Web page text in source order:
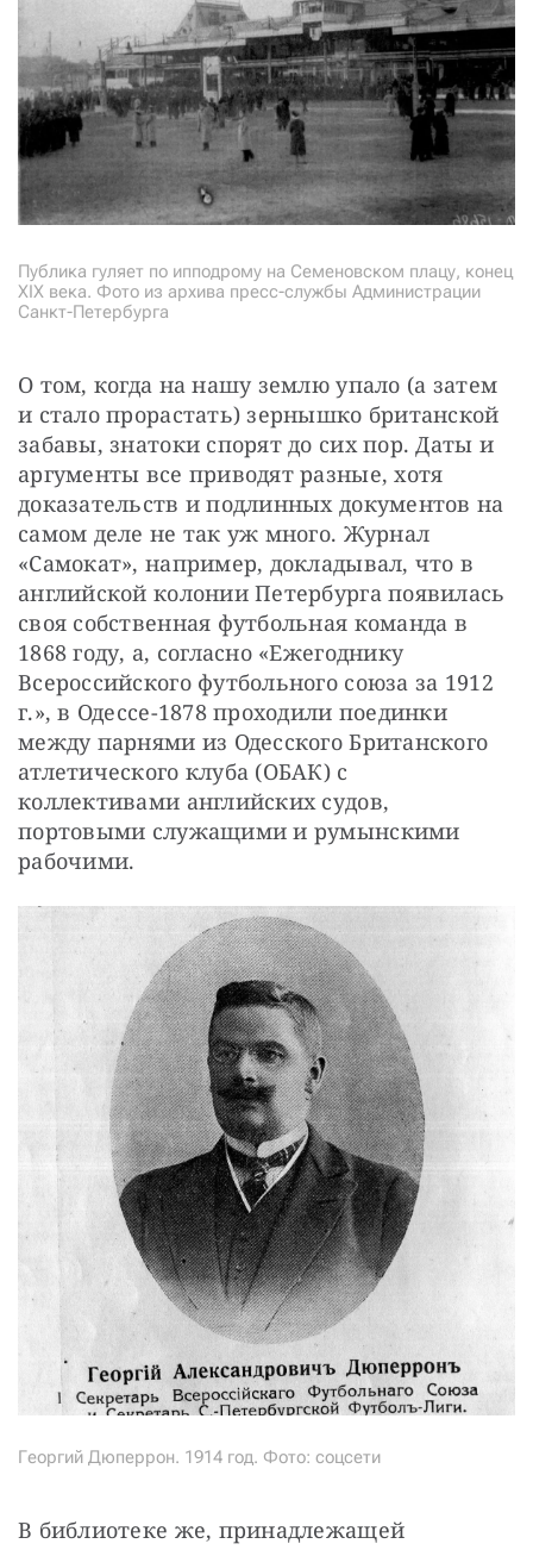
Публика гуляет по ипподрому на Семеновском плацу, конец
XIX века. Фото из архива пресс-службы Администрации
Санкт-Петербурга
О том, когда на нашу землю упало (а затем
и стало прорастать) зернышко британской
забавы, знатоки спорят до сих пор. Даты и
аргументы все приводят разные, хотя
доказательств и подлинных документов на
самом деле не так уж много. Журнал
«Самокат», например, докладывал, что в
английской колонии Петербурга появилась
своя собственная футбольная команда в
1868 году, а, согласно «Ежегоднику
Всероссийского футбольного союза за 1912
г.», в Одессе-1878 проходили поединки
между парнями из Одесского Британского
атлетического клуба (ОБАК) с
коллективами английских судов,
портовыми служащими и румынскими
рабочими.
Георгий Дюперрон. 1914 год. Фото: соцсети
В библиотеке же, принадлежащей